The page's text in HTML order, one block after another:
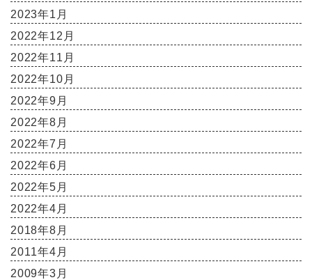
2023年1月
2022年12月
2022年11月
2022年10月
2022年9月
2022年8月
2022年7月
2022年6月
2022年5月
2022年4月
2018年8月
2011年4月
2009年3月